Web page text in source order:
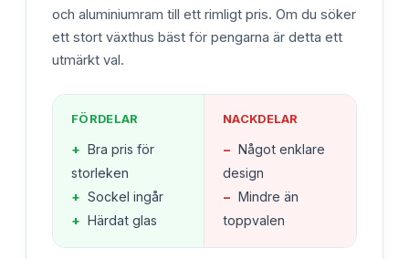
och aluminiumram till ett rimligt pris. Om du söker
ett stort växthus bäst för pengarna är detta ett
utmärkt val.
FÖRDELAR
+ Bra pris för
storleken
+ Sockel ingår
+ Härdat glas
NACKDELAR
− Något enklare
design
− Mindre än
toppvalen